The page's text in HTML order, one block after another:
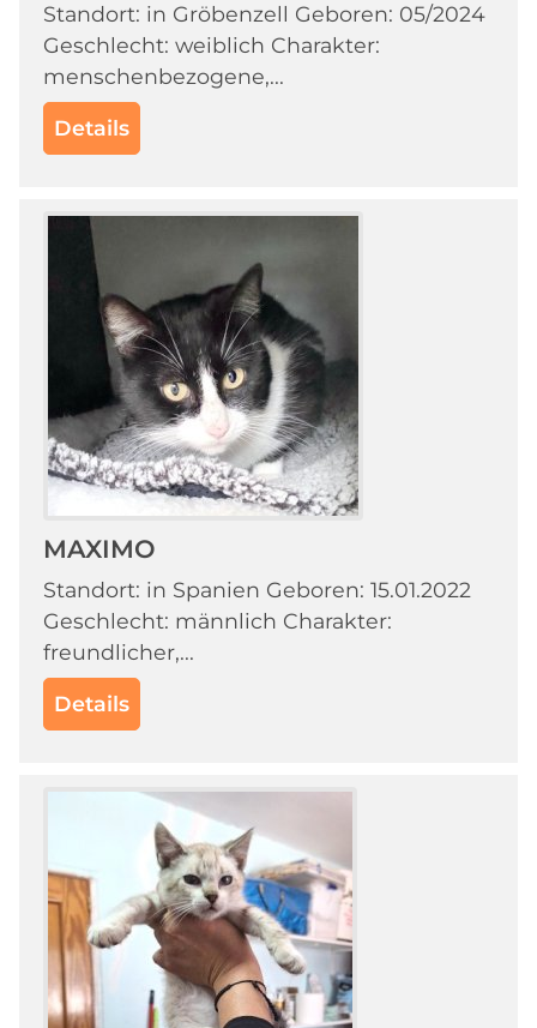
Standort: in Gröbenzell Geboren: 05/2024
Geschlecht: weiblich Charakter:
menschenbezogene,...
Details
MAXIMO
Standort: in Spanien Geboren: 15.01.2022
Geschlecht: männlich Charakter:
freundlicher,...
Details